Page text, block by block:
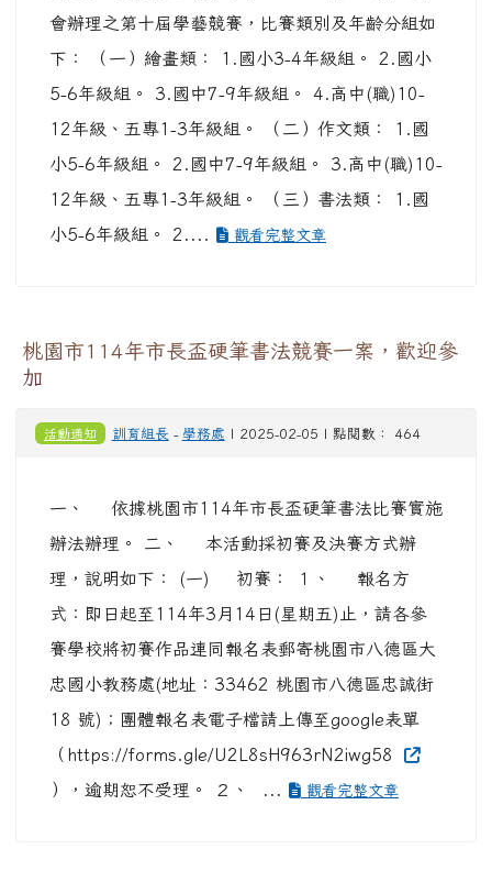
會辦理之第十屆學藝競賽，比賽類別及年齡分組如
下： （一）繪畫類： 1.國小3-4年級組。 2.國小
5-6年級組。 3.國中7-9年級組。 4.高中(職)10-
12年級、五專1-3年級組。 （二）作文類： 1.國
小5-6年級組。 2.國中7-9年級組。 3.高中(職)10-
12年級、五專1-3年級組。 （三）書法類： 1.國
小5-6年級組。 2....
觀看完整文章
桃園市114年市長盃硬筆書法競賽一案，歡迎參
加
活動通知 訓育組長 - 學務處 | 2025-02-05 | 點閱數： 464
一、 依據桃園市114年市長盃硬筆書法比賽實施
辦法辦理。 二、 本活動採初賽及決賽方式辦
理，說明如下： (一) 初賽： １、 報名方
式：即日起至114年3月14日(星期五)止，請各參
賽學校將初賽作品連同報名表郵寄桃園市八德區大
忠國小教務處(地址：33462 桃園市八德區忠誠街
18 號)；團體報名表電子檔請上傳至google表單
（https://forms.gle/U2L8sH963rN2iwg58
），逾期恕不受理。 ２、 ...
觀看完整文章